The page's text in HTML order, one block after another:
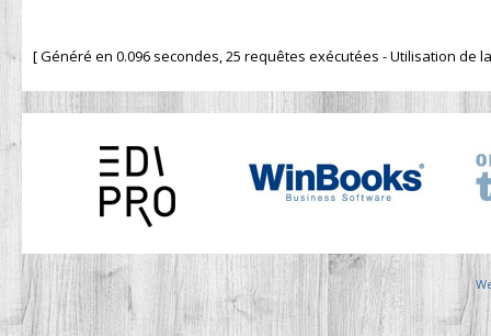
[ Généré en 0.096 secondes, 25 requêtes exécutées - Utilisation de la